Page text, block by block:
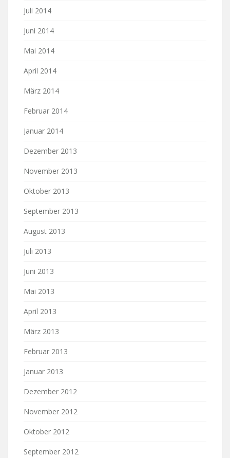
Juli 2014
Juni 2014
Mai 2014
April 2014
März 2014
Februar 2014
Januar 2014
Dezember 2013
November 2013
Oktober 2013
September 2013
August 2013
Juli 2013
Juni 2013
Mai 2013
April 2013
März 2013
Februar 2013
Januar 2013
Dezember 2012
November 2012
Oktober 2012
September 2012